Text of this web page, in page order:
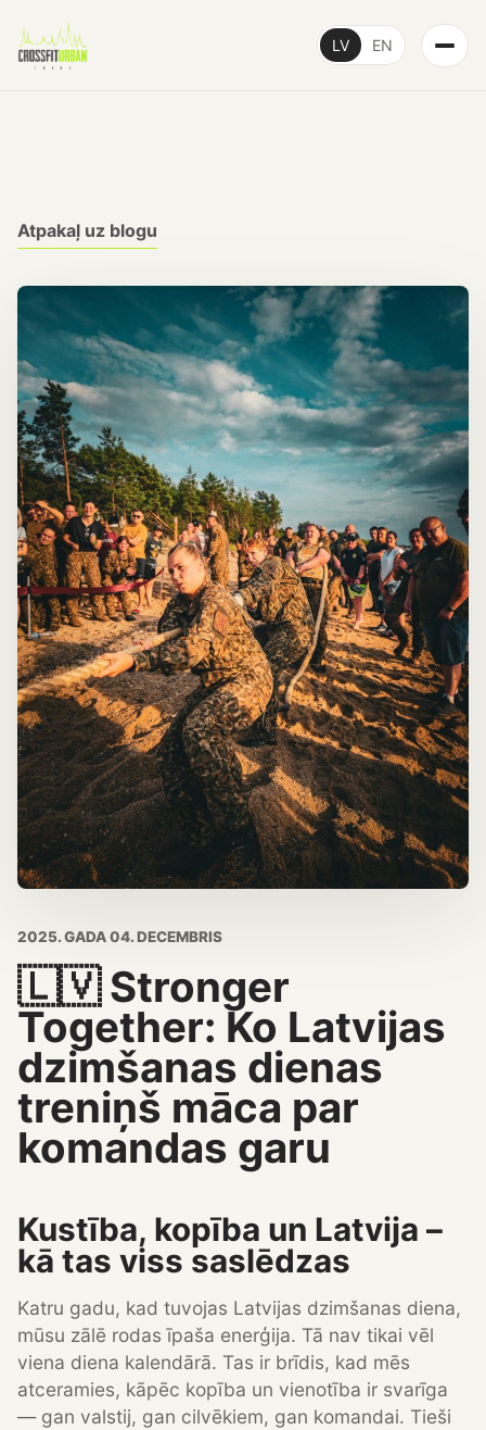
LV EN
Atpakaļ uz blogu
2025. GADA 04. DECEMBRIS
🇱🇻 Stronger
Together: Ko Latvijas
dzimšanas dienas
treniņš māca par
komandas garu
Kustība, kopība un Latvija –
kā tas viss saslēdzas
Katru gadu, kad tuvojas Latvijas dzimšanas diena,
mūsu zālē rodas īpaša enerģija. Tā nav tikai vēl
viena diena kalendārā. Tas ir brīdis, kad mēs
atceramies, kāpēc kopība un vienotība ir svarīga
— gan valstij, gan cilvēkiem, gan komandai. Tieši